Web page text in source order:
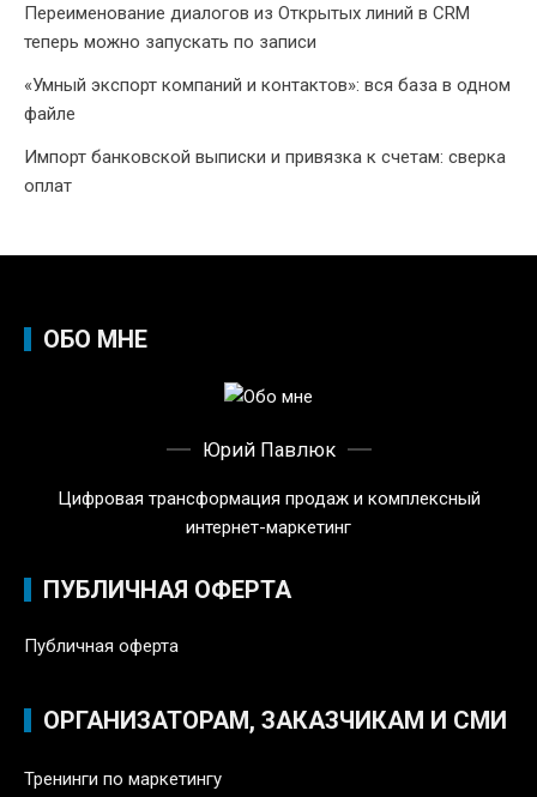
Переименование диалогов из Открытых линий в CRM
теперь можно запускать по записи
«Умный экспорт компаний и контактов»: вся база в одном
файле
Импорт банковской выписки и привязка к счетам: сверка
оплат
ОБО МНЕ
Юрий Павлюк
Цифровая трансформация продаж и комплексный
интернет-маркетинг
ПУБЛИЧНАЯ ОФЕРТА
Публичная оферта
ОРГАНИЗАТОРАМ, ЗАКАЗЧИКАМ И СМИ
Тренинги по маркетингу